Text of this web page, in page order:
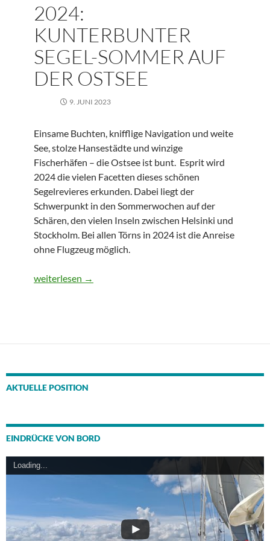
2024:
KUNTERBUNTER
SEGEL-SOMMER AUF
DER OSTSEE
9. JUNI 2023
Einsame Buchten, knifflige Navigation und weite
See, stolze Hansestädte und winzige
Fischerhäfen – die Ostsee ist bunt. Esprit wird
2024 die vielen Facetten dieses schönen
Segelrevieres erkunden. Dabei liegt der
Schwerpunkt in den Sommerwochen auf der
Schären, den vielen Inseln zwischen Helsinki und
Stockholm. Bei allen Törns in 2024 ist die Anreise
ohne Flugzeug möglich.
2024: Kunterbunter Segel-Sommer auf der Ostsee
weiterlesen →
AKTUELLE POSITION
EINDRÜCKE VON BORD
Loading...